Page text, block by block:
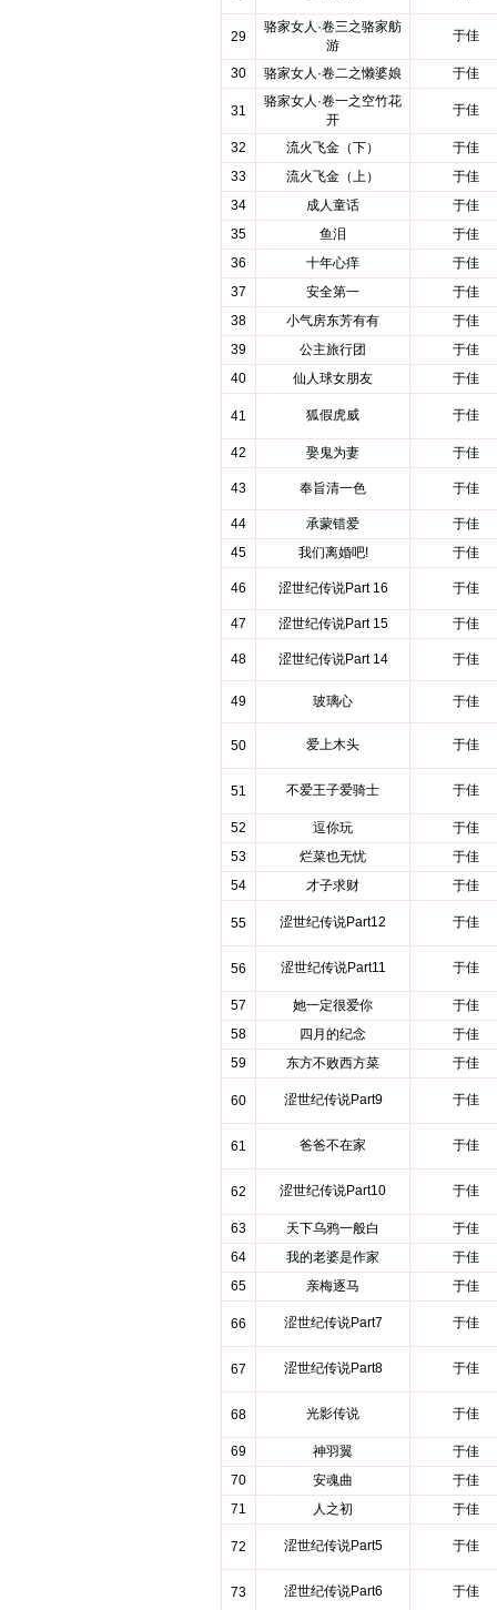
29
骆家女人·卷三之骆家舫
游
于佳
30 骆家女人·卷二之懒婆娘 于佳
31
骆家女人·卷一之空竹花
开
于佳
32 流火飞金（下）
于佳
33
流火飞金（上）
于佳
34
成人童话
于佳
35
鱼泪
于佳
36
十年心痒
于佳
37
安全第一
于佳
38
小气房东芳有有
于佳
39
公主旅行团
于佳
40
仙人球女朋友 于佳
41 狐假虎威 于佳
42 娶鬼为妻 于佳
43 奉旨清一色 于佳
44 承蒙错爱
于佳
45
我们离婚吧! 于佳
46 涩世纪传说Part 16 于佳
47 涩世纪传说Part 15 于佳
48 涩世纪传说Part 14 于佳
49 玻璃心 于佳
50 爱上木头 于佳
51 不爱王子爱骑士 于佳
52 逗你玩
于佳
53
烂菜也无忧
于佳
54
才子求财 于佳
55 涩世纪传说Part12 于佳
56 涩世纪传说Part11 于佳
57 她一定很爱你
于佳
58
四月的纪念
于佳
59
东方不败西方菜 于佳
60 涩世纪传说Part9 于佳
61 爸爸不在家 于佳
62 涩世纪传说Part10 于佳
63 天下乌鸦一般白
于佳
64
我的老婆是作家
于佳
65
亲梅逐马 于佳
66 涩世纪传说Part7 于佳
67 涩世纪传说Part8 于佳
68 光影传说 于佳
69 神羽翼
于佳
70
安魂曲
于佳
71
人之初 于佳
72 涩世纪传说Part5 于佳
73 涩世纪传说Part6 于佳